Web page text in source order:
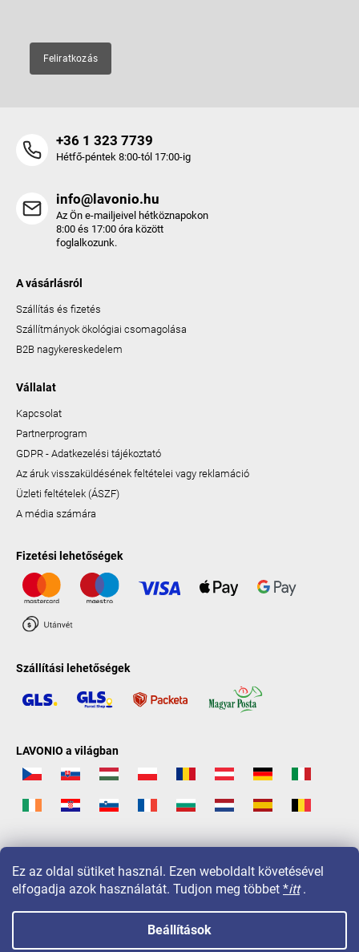
Ez az oldal sütiket használ. Ezen weboldalt követésével
elfogadja azok használatát. Tudjon meg többet *itt.
Beállítások
Feliratkozás
+36 1 323 7739
Hétfő-péntek 8:00-tól 17:00-ig
info@lavonio.hu
Az Ön e-mailjeivel hétköznapokon
8:00 és 17:00 óra között
foglalkozunk.
A vásárlásról
Szállítás és fizetés
Szállítmányok ökológiai csomagolása
B2B nagykereskedelem
Vállalat
Kapcsolat
Partnerprogram
GDPR - Adatkezelési tájékoztató
Az áruk visszaküldésének feltételei vagy reklamáció
Üzleti feltételek (ÁSZF)
A média számára
Fizetési lehetőségek
Szállítási lehetőségek
LAVONIO a világban
Copyright 2026 LAVONIO.hu. Minden jog fenntartva.